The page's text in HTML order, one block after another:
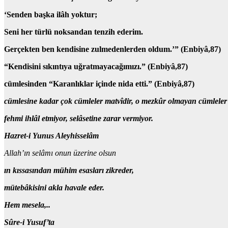
‘Senden başka ilâh yoktur;
Seni her türlü noksandan tenzih ederim.
Gerçekten ben kendisine zulmedenlerden oldum.’” (Enbiyâ,87)
“Kendisini sıkıntıya uğratmayacağımızı.” (Enbiyâ,87)
cümlesinden “Karanlıklar içinde nida etti.” (Enbiyâ,87)
cümlesine kadar çok cümleler matvîdir, o mezkûr olmayan cümleler
fehmi ihlâl etmiyor, selâsetine zarar vermiyor.
Hazret-i Yunus Aleyhisselâm
Allah’ın selâmı onun üzerine olsun
ın kıssasından mühim esasları zikreder,
mütebâkisini akla havale eder.
Hem mesela,..
Sûre-i Yusuf’ta